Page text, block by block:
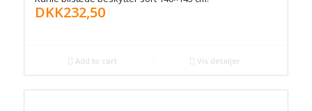
DKK232,50
Add to cart Vis detaljer